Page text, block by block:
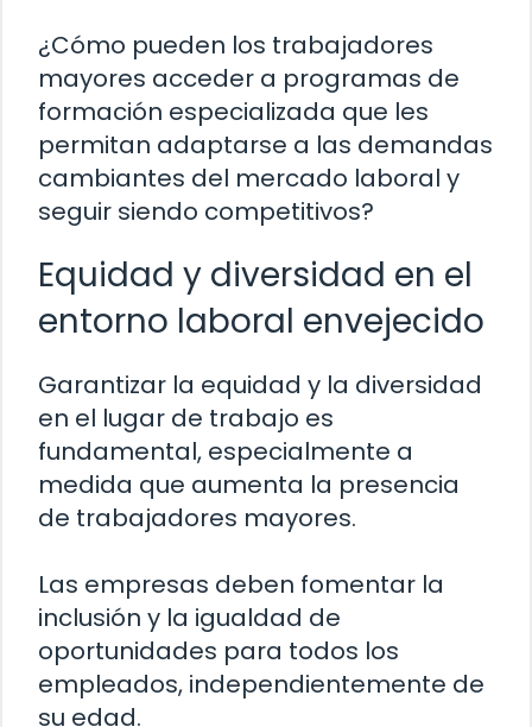
¿Cómo pueden los trabajadores
mayores acceder a programas de
formación especializada que les
permitan adaptarse a las demandas
cambiantes del mercado laboral y
seguir siendo competitivos?
Equidad y diversidad en el
entorno laboral envejecido
Garantizar la equidad y la diversidad
en el lugar de trabajo es
fundamental, especialmente a
medida que aumenta la presencia
de trabajadores mayores.
Las empresas deben fomentar la
inclusión y la igualdad de
oportunidades para todos los
empleados, independientemente de
su edad.